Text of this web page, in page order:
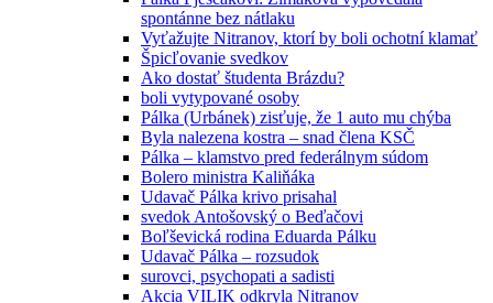
spontánne bez nátlaku
Vyťažujte Nitranov, ktorí by boli ochotní klamať
Špicľovanie svedkov
Ako dostať študenta Brázdu?
boli vytypované osoby
Pálka (Urbánek) zisťuje, že 1 auto mu chýba
Byla nalezena kostra – snad člena KSČ
Pálka – klamstvo pred federálnym súdom
Bolero ministra Kaliňáka
Udavač Pálka krivo prisahal
svedok Antošovský o Beďačovi
Boľševická rodina Eduarda Pálku
Udavač Pálka – rozsudok
surovci, psychopati a sadisti
Akcia VILIK odkryla Nitranov